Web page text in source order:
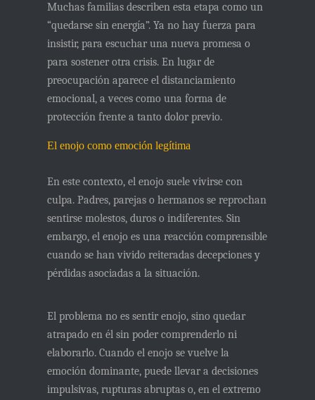
Muchas familias describen esta etapa como un
“quedarse sin energía”. Ya no hay fuerza para
insistir, para escuchar una nueva promesa o
para sostener otra crisis. En lugar de
preocupación aparece el distanciamiento
emocional, a veces como una forma de
protección frente a tanto dolor previo.
El enojo como emoción legítima
En este contexto, el enojo suele vivirse con
culpa. Padres, parejas o hermanos se reprochan
sentirse molestos, duros o indiferentes. Sin
embargo, el enojo es unareacción comprensible
cuando se han vivido reiteradas decepciones y
pérdidas asociadas a la situación.
El problema no es sentir enojo, sino quedar
atrapado en él sin poder comprenderlo ni
elaborarlo. Cuando el enojo se vuelve la
emoción dominante, puede llevar a decisiones
impulsivas, rupturas abruptas o, en el extremo